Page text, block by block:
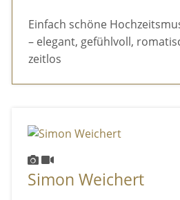
Einfach schöne
– elegant, gefühlvoll,
zeitlos
Simon Weichert